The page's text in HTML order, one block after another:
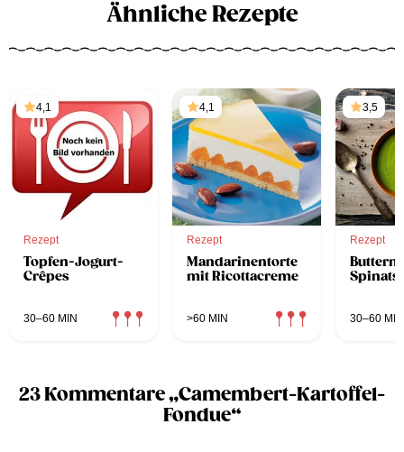
Ähnliche Rezepte
4,1
Rezept
Topfen-Jogurt-
Crêpes
30–60 MIN
4,1
Rezept
Mandarinentorte
mit Ricottacreme
>60 MIN
3,5
Rezept
30–60 MIN
23 Kommentare „Camembert-Kartoffel-
Fondue“